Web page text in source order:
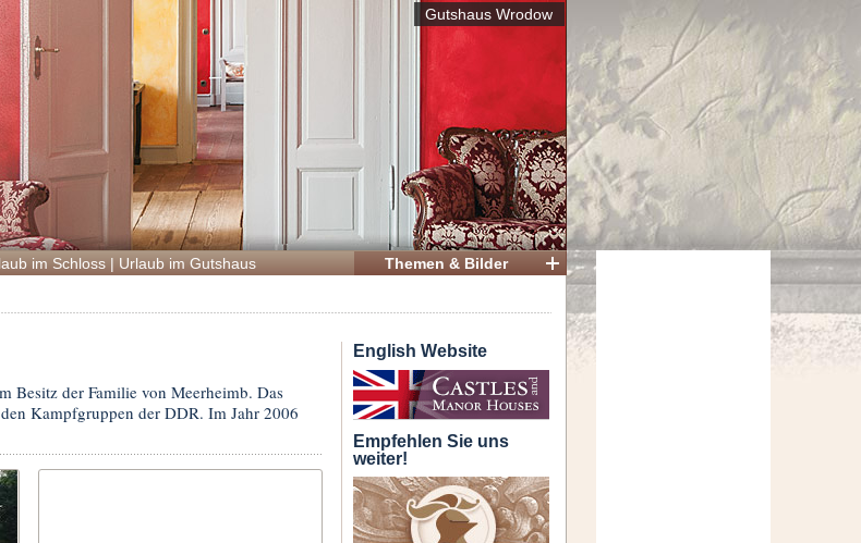
Gutshaus Wrodow
Themen & Bilder
im Schloss| Urlaub im Gutshaus
English Website
Empfehlen Sie uns
weiter!
Besitz der Familie von Meerheimb. Das
Kampfgruppen der DDR. Im Jahr 2006